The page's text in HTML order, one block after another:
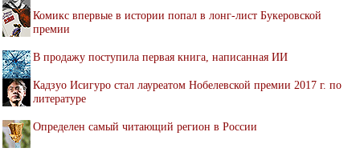
Комикс впервые в истории попал в лонг-лист Букеровской
премии
В продажу поступила первая книга, написанная ИИ
Кадзуо Исигуро стал лауреатом Нобелевской премии 2017 г. по
литературе
Определен самый читающий регион в России